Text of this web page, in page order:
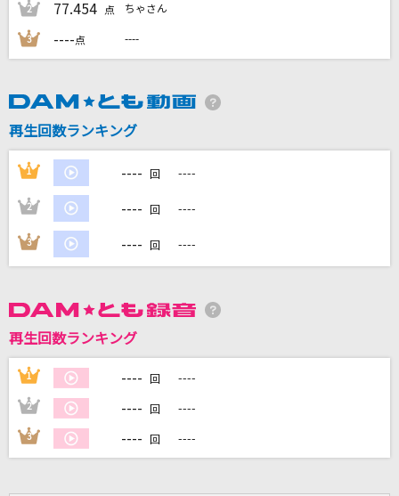
DAMの新曲・ランキングなど
カラオケ最新情報をチェック！
カラオケをもっと楽しもう！
2 77.454 点 ちゃさん
3 ----点 ----
再生回数ランキング
1 ---- 回 ----
2 ---- 回 ----
3 ---- 回 ----
再生回数ランキング
1 ---- 回 ----
2 ---- 回 ----
3 ---- 回 ----